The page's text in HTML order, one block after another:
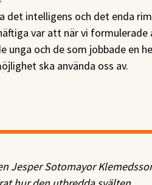
det intelligens och det enda
var att när vi
unga och de som jobbade en
ska använda oss av.
Jesper Sotomayor